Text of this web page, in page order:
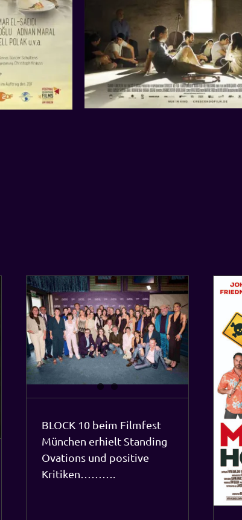
BLOCK 10 beim Filmfest
München erhielt Standing
Ovations und positive
Kritiken……….
Unter Goodies im Menü: Mission
Housemen 6 Folgen wieder auf
Aktuelles